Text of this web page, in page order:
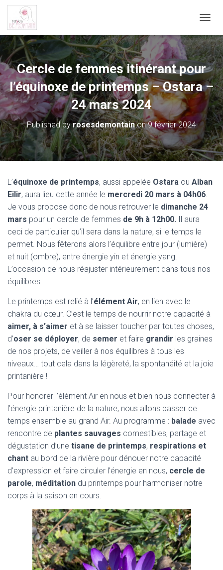
U
V
R
I
R
/
F
E
R
M
R
L
A
V
I
G
O
Cercle de femmes itinérant pour
l’équinoxe de printemps – Ostara –
24 mars 2024
Published byrosesdemontainon9 février 2024
L’équinoxe de printemps, aussi appelée Ostara ou Alban
Eilir, aura lieu cette année le mercredi 20 mars à 04h06.
Je vous propose donc de nous retrouver le dimanche 24
mars pour un cercle de femmes de 9h à 12h00. Il aura
ceci de particulier qu’il sera dans la nature, si le temps le
permet. Nous fêterons alors l’équilibre entre jour (lumière)
et nuit (ombre), entre énergie yin et énergie yang.
L’occasion de nous réajuster intérieurement dans tous nos
équilibres….
Le printemps est relié à l’élément Air, en lien avec le
chakra du cœur. C’est le temps de nourrir notre capacité à
aimer, à s’aimer et à se laisser toucher par toutes choses,
d’oser se déployer, de semer et faire grandir les graines
de nos projets, de veiller à nos équilibres à tous les
niveaux… tout cela dans la légèreté, la spontanéité et la joie
printanière !
Pour honorer l’élément Air en nous et bien nous connecter à
l’énergie printanière de la nature, nous allons passer ce
temps ensemble au grand Air. Au programme : balade avec
rencontre de plantes sauvages comestibles, partage et
dégustation d’une tisane de printemps, respirations et
chant au bord de la rivière pour dénouer notre capacité
d’expression et faire circuler l’énergie en nous, cercle de
parole, méditation du printemps pour harmoniser notre
corps à la saison en cours.